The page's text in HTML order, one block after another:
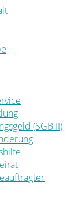
(SGB II)